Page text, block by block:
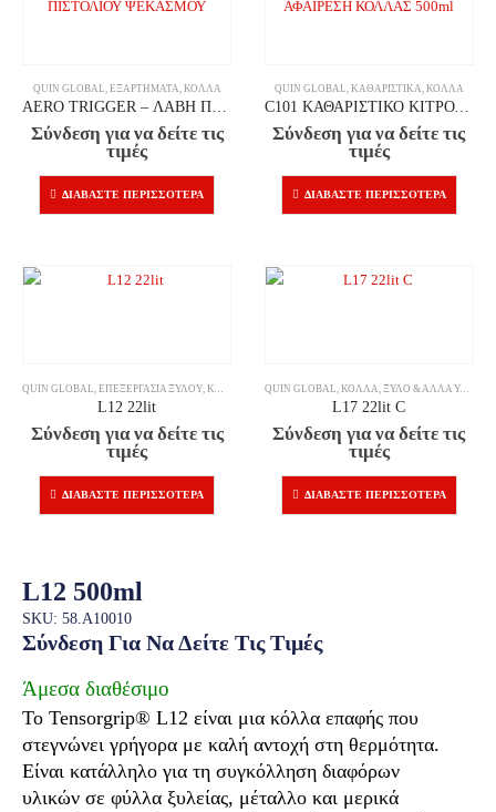
QUIN GLOBAL, ΕΞΑΡΤΉΜΑΤΑ, ΚΌΛΛΑ
AERO TRIGGER – ΛΑΒΗ ΠΙΣΤΟΛΙΟΥ ΨΕΚΑΣΜΟΥ
Σύνδεση για να δείτε τις
τιμές
ΔΙΑΒΆΣΤΕ ΠΕΡΙΣΣΌΤΕΡΑ
QUIN GLOBAL, ΚΑΘΑΡΙΣΤΙΚΆ, ΚΌΛΛΑ
C101 ΚΑΘΑΡΙΣΤΙΚΟ ΚΙΤΡΟΥ, ΑΦΑΙΡΕΣΗ ΚΟΛΛΑΣ 500ml
Σύνδεση για να δείτε τις
τιμές
ΔΙΑΒΆΣΤΕ ΠΕΡΙΣΣΌΤΕΡΑ
QUIN GLOBAL ,ΕΠΕΞΕΡΓΑΣΊΑ ΞΎΛΟΥ ,ΚΌΛΛΑ
L12 22lit
Σύνδεση για να δείτε τις
τιμές
ΔΙΑΒΆΣΤΕ ΠΕΡΙΣΣΌΤΕΡΑ
QUIN GLOBAL ΚΌΛΛΑ ΞΎΛΟ & ΆΛΛΑ ΥΛΙΚΆ
L17 22lit C
Σύνδεση για να δείτε τις
τιμές
ΔΙΑΒΆΣΤΕ ΠΕΡΙΣΣΌΤΕΡΑ
L12 500ml
SKU: 58.A10010
Σύνδεση Για Να Δείτε Τις Τιμές
Άμεσα διαθέσιμο
Το Tensorgrip® L12 είναι μια κόλλα επαφής που
στεγνώνει γρήγορα με καλή αντοχή στη θερμότητα.
Είναι κατάλληλο για τη συγκόλληση διαφόρων
υλικών σε φύλλα ξυλείας, μέταλλο και μερικά